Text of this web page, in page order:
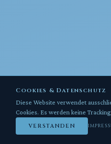
Cookies & Datenschutz
Diese Website verwendet
Cookies. Es werden keine
VERSTANDEN